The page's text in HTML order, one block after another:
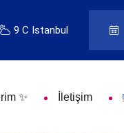
9 C Istanbul
✨ İletişim